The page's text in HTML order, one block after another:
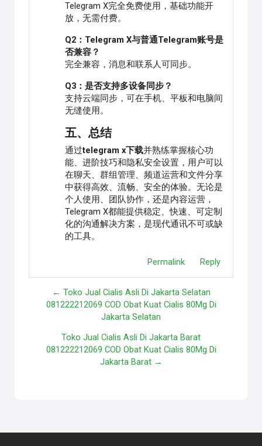
Telegram X完全免费使用，基础功能开
放，无需付费。
Q2：Telegram X与普通Telegram账号是
否兼容？
完全兼容，消息和联系人可同步。
Q3：是否支持多设备同步？
支持云端同步，可在手机、平板和电脑间
无缝使用。
五、总结
通过telegram x下载并熟练掌握核心功
能、进阶技巧和隐私安全设置，用户可以
在聊天、群组管理、频道运营和文件分享
中获得高效、流畅、安全的体验。无论是
个人使用、团队协作，还是内容运营，
Telegram X都能提供稳定、快速、可定制
化的沟通解决方案，是现代通讯不可或缺
的工具。
Permalink Reply
← Toko Jual Cialis Asli Di Jakarta Selatan
081222212069 COD Obat Kuat Cialis 80Mg Di
Jakarta Selatan
Toko Jual Cialis Asli Di Jakarta Barat
081222212069 COD Obat Kuat Cialis 80Mg Di
Jakarta Barat →